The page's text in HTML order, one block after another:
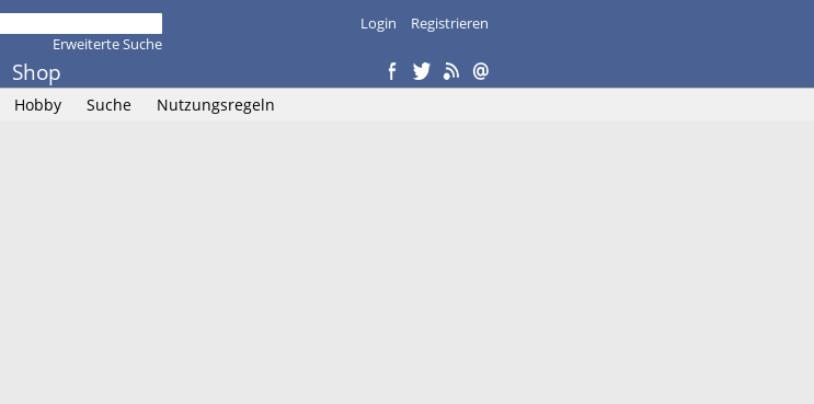
Shop
Erweiterte Suche
Login Registrieren
Hobby Suche Nutzungsregeln